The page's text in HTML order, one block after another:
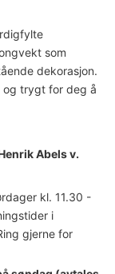
som
dekorasjon.
og trygt for deg å
Abels v.
kl. 11.30 -
i
gjerne for